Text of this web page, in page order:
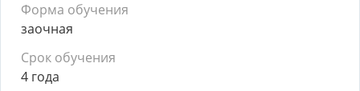
Форма обучения
заочная
Срок обучения
4 года